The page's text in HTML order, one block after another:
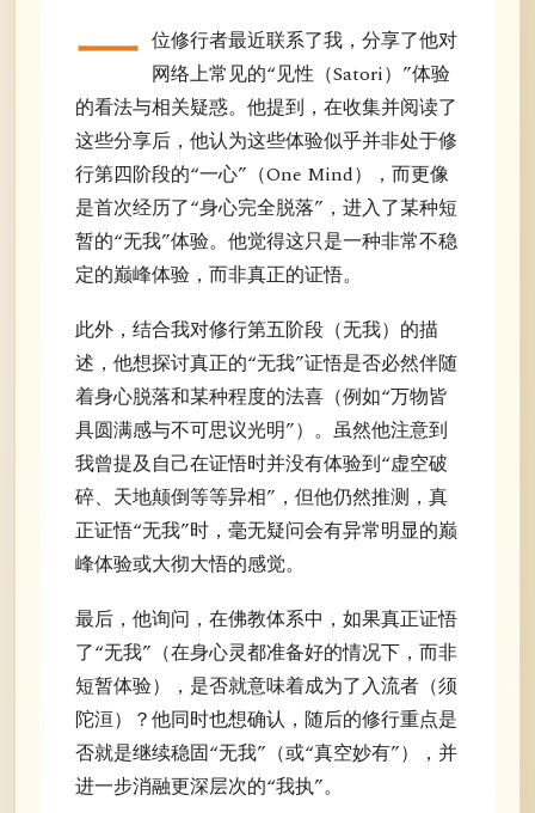
一 位修行者最近联系了我，分享了他对
网络上常见的“见性（Satori）”体验
的看法与相关疑惑。他提到，在收集并阅读了
这些分享后，他认为这些体验似乎并非处于修
行第四阶段的“一心”（One Mind），而更像
是首次经历了“身心完全脱落”，进入了某种短
暂的“无我”体验。他觉得这只是一种非常不稳
定的巅峰体验，而非真正的证悟。
此外，结合我对修行第五阶段（无我）的描
述，他想探讨真正的“无我”证悟是否必然伴随
着身心脱落和某种程度的法喜（例如“万物皆
具圆满感与不可思议光明”）。虽然他注意到
我曾提及自己在证悟时并没有体验到“虚空破
碎、天地颠倒等等异相”，但他仍然推测，真
正证悟“无我”时，毫无疑问会有异常明显的巅
峰体验或大彻大悟的感觉。
最后，他询问，在佛教体系中，如果真正证悟
了“无我”（在身心灵都准备好的情况下，而非
短暂体验），是否就意味着成为了入流者（须
陀洹）？他同时也想确认，随后的修行重点是
否就是继续稳固“无我”（或“真空妙有”），并
进一步消融更深层次的“我执”。